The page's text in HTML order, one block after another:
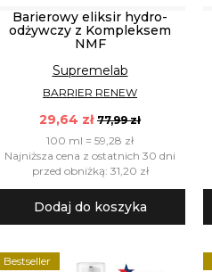
Barierowy eliksir hydro-
odżywczy z Kompleksem
NMF
Supremelab
BARRIER RENEW
29,64 zł 77,99 zł
100 ml = 59,28 zł
Najniższa cena z ostatnich 30 dni
przed obniżką: 31,20 zł
Dodaj do koszyka
Bestseller